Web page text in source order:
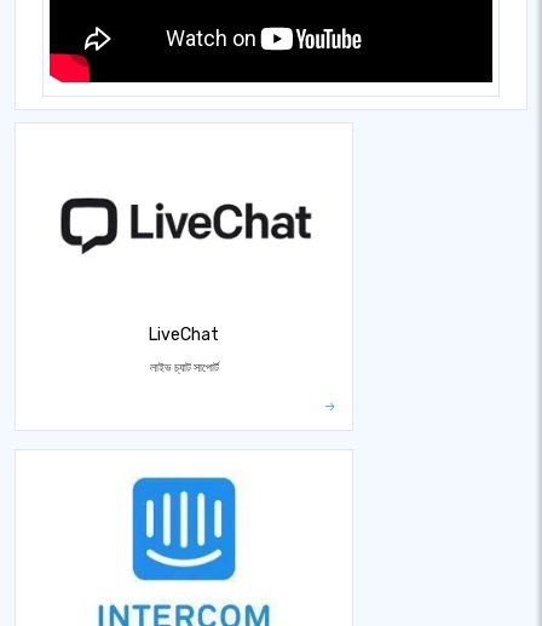
LiveChat
লাইভ চ্যাট সাপোর্ট